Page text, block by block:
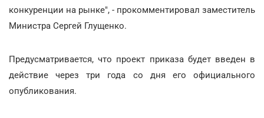
конкуренции на рынке", - прокомментировал заместитель
Министра Сергей Глущенко.
Предусматривается, что проект приказа будет введен в
действие через три года со дня его официального
опубликования.